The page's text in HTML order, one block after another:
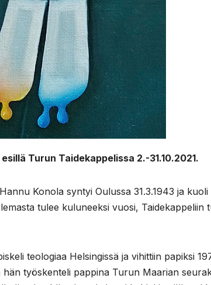
Turun Taidekappelissa 2.-31.10.2021.
Konola syntyi Oulussa 31.3.1943 ja kuoli
tulee kuluneeksi vuosi, Taidekappeliin
teologiaa Helsingissä ja vihittiin papiksi
työskenteli pappina Turun Maarian